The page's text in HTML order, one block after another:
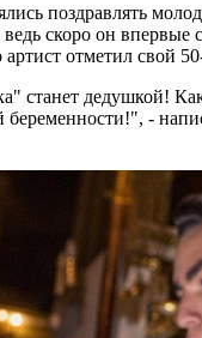
поздравлять
скоро он впервые
артист отметил свой
станет дедушкой!
беременности!", -